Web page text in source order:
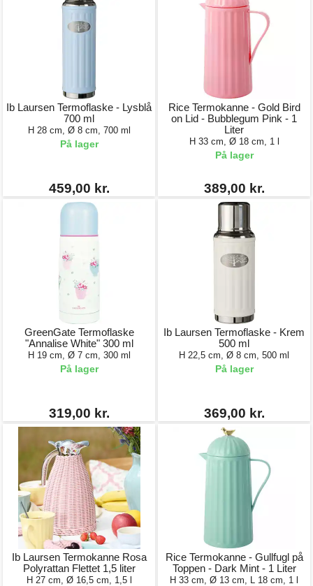
Ib Laursen Termoflaske - Lysblå
700 ml
H 28 cm, Ø 8 cm, 700 ml
På lager
459,00 kr.
Rice Termokanne - Gold Bird
on Lid - Bubblegum Pink - 1
Liter
H 33 cm, Ø 18 cm, 1 l
På lager
389,00 kr.
GreenGate Termoflaske
"Annalise White" 300 ml
H 19 cm, Ø 7 cm, 300 ml
På lager
319,00 kr.
Ib Laursen Termoflaske - Krem
500 ml
H 22,5 cm, Ø 8 cm, 500 ml
På lager
369,00 kr.
Ib Laursen Termokanne Rosa
Polyrattan Flettet 1,5 liter
H 27 cm, Ø 16,5 cm, 1,5 l
Rice Termokanne - Gullfugl på
Toppen - Dark Mint - 1 Liter
H 33 cm, Ø 13 cm, L 18 cm, 1 l